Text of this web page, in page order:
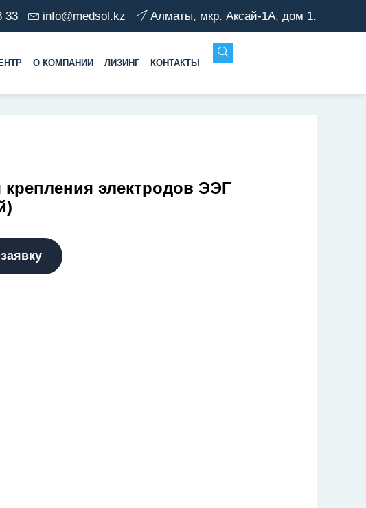
33 info@medsol.kz Алматы, мкр. Аксай-1А, дом 1.
О КОМПАНИИ ЛИЗИНГ КОНТАКТЫ
электродов ЭЭГ